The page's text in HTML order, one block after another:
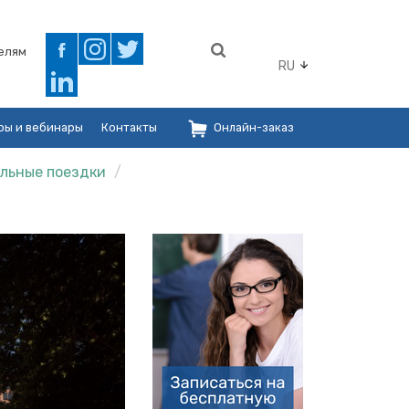
RU
и вебинары Контакты Онлайн-заказ
поездки